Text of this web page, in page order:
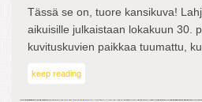
Tässä se on, tuore kansikuva!
aikuisille julkaistaan lokakuun 30.
kuvituskuvien paikkaa tuumattu,
keep reading